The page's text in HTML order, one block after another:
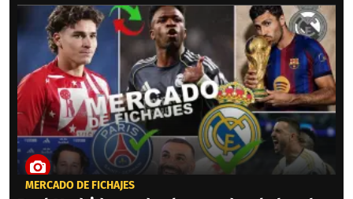
MERCADO DE FICHAJES